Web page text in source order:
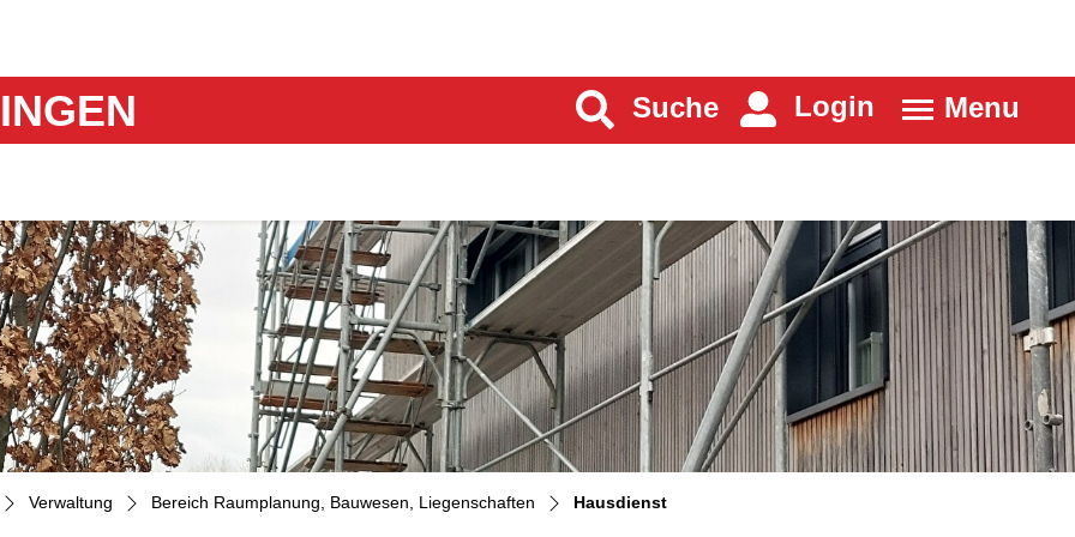
Suche Login Menu
Verwaltung Bereich Raumplanung, Bauwesen, Liegenschaften Hausdienst(ausgewählt)